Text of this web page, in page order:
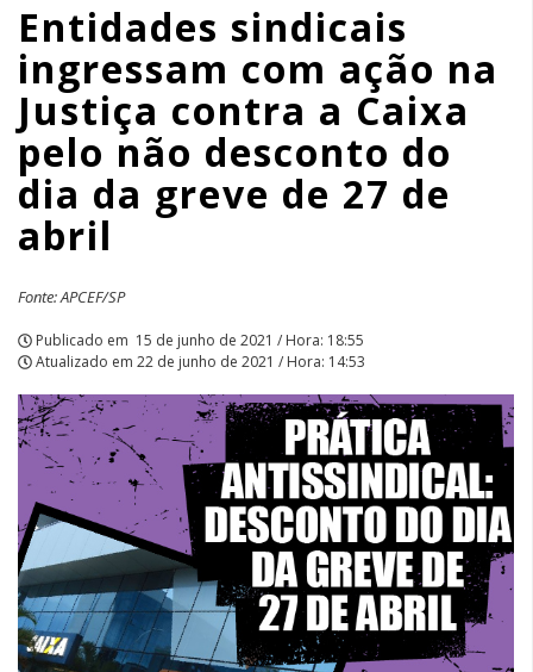
Caixa
pelo
não
desconto
do
dia
da
greve
de
27
de
abril
|
APCEF/SP
Entidades sindicais
ingressam com ação na
Justiça contra a Caixa
pelo não desconto do
dia da greve de 27 de
abril
Fonte: APCEF/SP
Publicado em 15 de junho de 2021 / Hora: 18:55
Atualizado em 22 de junho de 2021 / Hora: 14:53